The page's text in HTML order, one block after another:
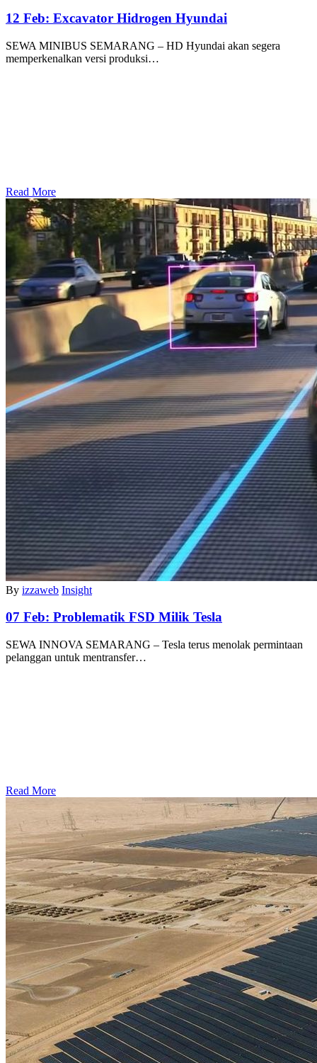
12 Feb: Excavator Hidrogen Hyundai
SEWA MINIBUS SEMARANG – HD Hyundai akan segera
memperkenalkan versi produksi…
Read More
By izzaweb Insight
07 Feb: Problematik FSD Milik Tesla
SEWA INNOVA SEMARANG – Tesla terus menolak permintaan
pelanggan untuk mentransfer…
Read More